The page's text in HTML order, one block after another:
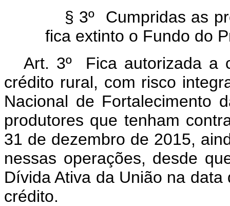
§ 3º Cumpridas as
fica extinto o Fundo do
Art. 3º Fica autorizada a
crédito rural, com risco
Nacional de Fortalecimento
produtores que tenham
31 de dezembro de 2015,
nessas operações, desde
Dívida Ativa da União na
crédito.